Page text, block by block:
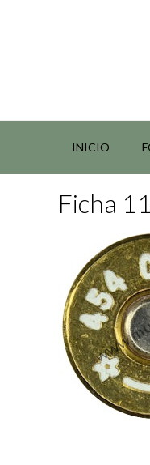
INICIO
Ficha